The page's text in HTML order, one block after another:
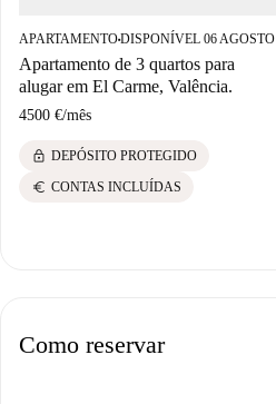
APARTAMENTO■DISPONÍVEL 06 AGOSTO
Apartamento de 3 quartos para
alugar em El Carme, Valência.
4500 €/mês
lock DEPÓSITO PROTEGIDO
euro CONTAS INCLUÍDAS
Como reservar